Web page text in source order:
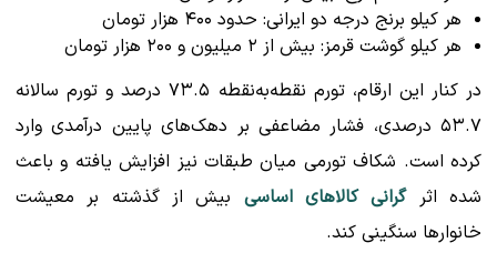
هر کیلو برنج درجه دو ایرانی: حدود ۴۰۰ هزار تومان
هر کیلو گوشت قرمز: بیش از ۲ میلیون و ۲۰۰ هزار تومان
در کنار این ارقام، تورم نقطه‌به‌نقطه ۷۳.۵ درصد و تورم سالانه
۵۳.۷ درصدی، فشار مضاعفی بر دهک‌های پایین درآمدی وارد
کرده است. شکاف تورمی میان طبقات نیز افزایش یافته و باعث
شده اثرگرانی کالاهای اساسی بیش از گذشته بر معیشت
خانوارها سنگینی کند.